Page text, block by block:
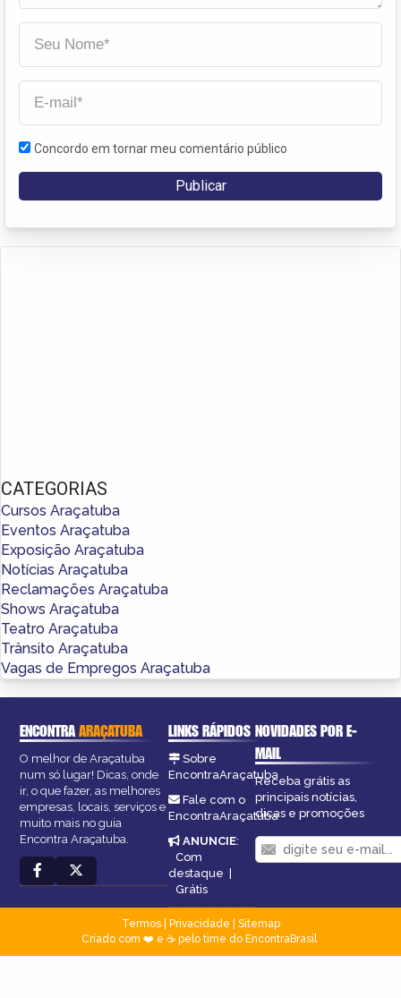
Concordo em tornar meu comentário público
CATEGORIAS
Cursos Araçatuba
Eventos Araçatuba
Exposição Araçatuba
Notícias Araçatuba
Reclamações Araçatuba
Shows Araçatuba
Teatro Araçatuba
Trânsito Araçatuba
Vagas de Empregos Araçatuba
ENCONTRAARAÇATUBA
O melhor de Araçatuba
num só lugar! Dicas, onde
ir, o que fazer, as melhores
empresas, locais, serviços e
muito mais no guia
Encontra Araçatuba.
LINKS RÁPIDOS
Sobre
EncontraAraçatuba
Fale com o
EncontraAraçatuba
ANUNCIE:
Com
destaque
Grátis
NOVIDADES POR E-
MAIL
Receba grátis as
principais notícias,
dicas e promoções
Termos| Privacidade
Sitemap
Criado com ❤️ e ☕ pelo time do EncontraBrasil